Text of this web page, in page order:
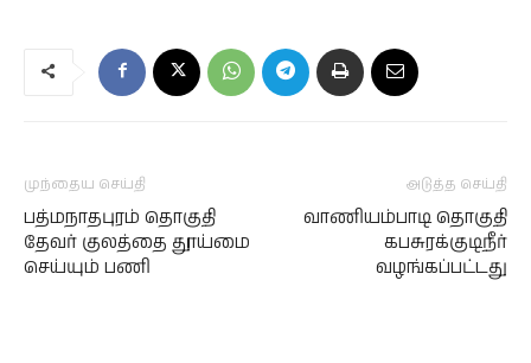
முந்தைய செய்தி
பத்மநாதபுரம் தொகுதி
தேவர் குலத்தை தூய்மை
செய்யும் பணி
அடுத்த செய்தி
வாணியம்பாடி தொகுதி
கபசுரக்குடிநீர்
வழங்கப்பட்டது